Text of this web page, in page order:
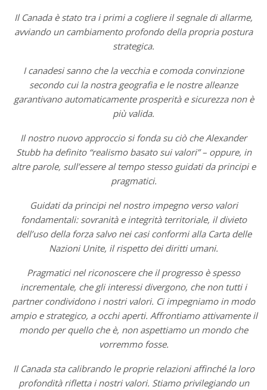
Il Canada è stato tra i primi a cogliere il segnale di allarme,
avviando un cambiamento profondo della propria postura
strategica.
I canadesi sanno che la vecchia e comoda convinzione
secondo cui la nostra geografia e le nostre alleanze
garantivano automaticamente prosperità e sicurezza non è
più valida.
Il nostro nuovo approccio si fonda su ciò che Alexander
Stubb ha definito “realismo basato sui valori” – oppure, in
altre parole, sull’essere al tempo stesso guidati da principi e
pragmatici.
Guidati da principi nel nostro impegno verso valori
fondamentali: sovranità e integrità territoriale, il divieto
dell’uso della forza salvo nei casi conformi alla Carta delle
Nazioni Unite, il rispetto dei diritti umani.
Pragmatici nel riconoscere che il progresso è spesso
incrementale, che gli interessi divergono, che non tutti i
partner condividono i nostri valori. Ci impegniamo in modo
ampio e strategico, a occhi aperti. Affrontiamo attivamente il
mondo per quello che è, non aspettiamo un mondo che
vorremmo fosse.
Il Canada sta calibrando le proprie relazioni affinché la loro
profondità rifletta i nostri valori. Stiamo privilegiando un